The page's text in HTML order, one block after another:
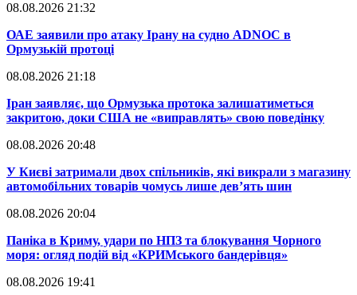
08.08.2026 21:32
​ОАЕ заявили про атаку Ірану на судно ADNOC в
Ормузькій протоці
08.08.2026 21:18
​Іран заявляє, що Ормузька протока залишатиметься
закритою, доки США не «виправлять» свою поведінку
08.08.2026 20:48
​У Києві затримали двох спільників, які викрали з магазину
автомобільних товарів чомусь лише дев’ять шин
08.08.2026 20:04
Паніка в Криму, удари по НПЗ та блокування Чорного
моря: огляд подій від «КРИМського бандерівця»
08.08.2026 19:41